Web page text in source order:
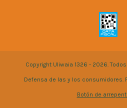
Copyright Uliwaia 1326 - 2026.
Defensa de las y los consumidores.
Botón de